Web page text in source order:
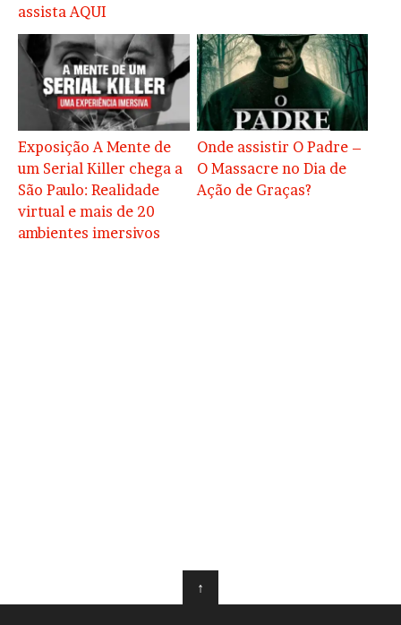
assista AQUI
Exposição A Mente de
um Serial Killer chega a
São Paulo: Realidade
virtual e mais de 20
ambientes imersivos
Onde assistir O Padre –
O Massacre no Dia de
Ação de Graças?
↑